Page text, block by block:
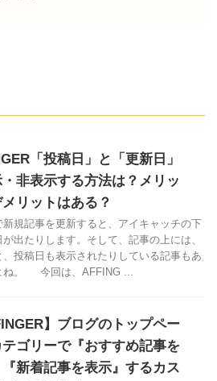
「投稿日」と「更新日」
非表示する方法は？メリッ
メリットはある？
新規記事を更新すると、アイキャッチの下
が出たりします。そして、記事の上には、
、投稿日も表示されたりしている記事もあ
ね。 今回は、AFFING ...
】ブログのトップペー
ゴリーで『おすすめ記事を
新着記事を表示』するカス